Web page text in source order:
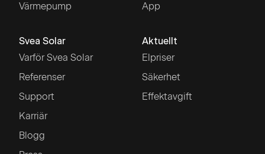
Värmepump
App
Svea Solar
Varför Svea Solar
Referenser
Support
Karriär
Blogg
Aktuellt
Elpriser
Säkerhet
Effektavgift